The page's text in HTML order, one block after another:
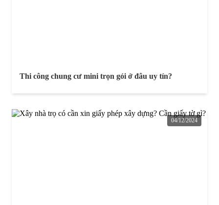
Thi công chung cư mini trọn gói ở đâu uy tín?
04/12/2024